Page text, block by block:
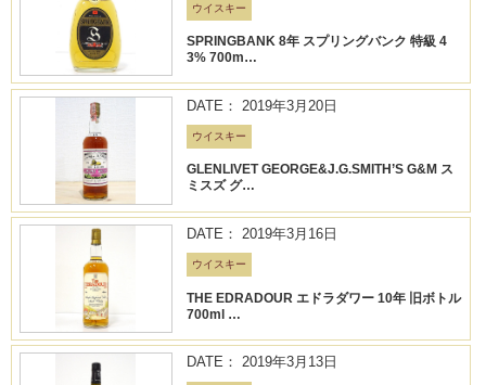
ウイスキー
SPRINGBANK 8年 スプリングバンク 特級 4
3% 700m…
DATE： 2019年3月20日
ウイスキー
GLENLIVET GEORGE&J.G.SMITH’S G&M ス
ミスズ グ…
DATE： 2019年3月16日
ウイスキー
THE EDRADOUR エドラダワー 10年 旧ボトル
700ml …
DATE： 2019年3月13日